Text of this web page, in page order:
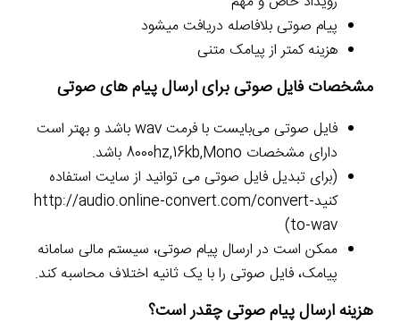
پیام صوتی بلافاصله دریافت میشود
هزینه کمتر از پیامک متنی
مشخصات فایل صوتی برای ارسال پیام های صوتی
فایل صوتی می‌بایست با فرمت wav باشد و بهتر است
دارای مشخصات 8000hz,16kb,Mono باشد.
(برای تبدیل فایل صوتی می توانید از سایت استفاده
کنیدhttp://audio.online-convert.com/convert-
to-wav)
ممکن است در ارسال پیام صوتی، سیستم مالی سامانه
پیامک، فایل صوتی را با یک ثانیه اختلاف محاسبه کند.
هزینه ارسال پیام صوتی چقدر است؟